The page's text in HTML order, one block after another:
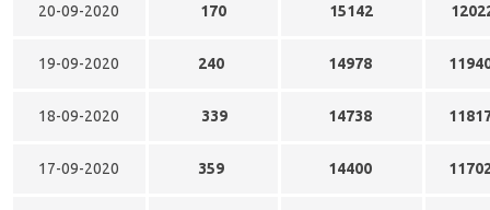
20-09-2020 170 15142
19-09-2020 240 14978
18-09-2020 339 14738
17-09-2020 359 14400